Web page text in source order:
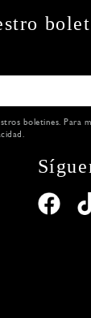
boletines. Para
.